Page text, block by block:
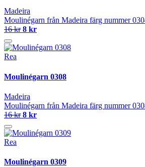
Madeira
Moulinégarn från Madeira färg nummer
16 kr 8 kr
Rea
Moulinégarn 0308
Madeira
Moulinégarn från Madeira färg nummer
16 kr 8 kr
Rea
Moulinégarn 0309